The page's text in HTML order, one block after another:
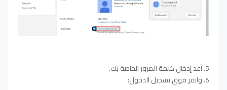
5. أعد إدخال كلمة المرور الخاصة بك.
6. وانقر فوق تسجيل الدخول: